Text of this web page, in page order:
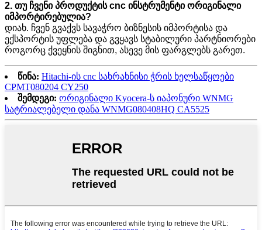
2. თუ ჩვენი პროდუქტის cnc ინსტრუმენტი ორიგინალი
იმპორტირებულია?
დიახ. ჩვენ გვაქვს სავაჭრო ბიზნესის იმპორტისა და
ექსპორტის უფლება და გვყავს სტაბილური პარტნიორები
როგორც ქვეყნის შიგნით, ასევე მის ფარგლებს გარეთ.
წინა: Hitachi-ის cnc სახრახნისი ჭრის ხელსაწყოები
CPMT080204 CY250
შემდეგი: ორიგინალი Kyocera-ს იაპონური WNMG
სატრიალებელი დანა WNMG080408HQ CA5525